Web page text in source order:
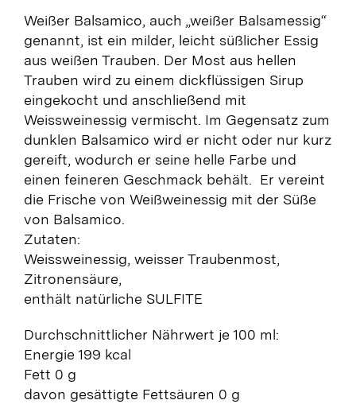
Weißer Balsamico, auch „weißer Balsamessig“
genannt, ist ein milder, leicht süßlicher Essig
aus weißen Trauben. Der Most aus hellen
Trauben wird zu einem dickflüssigen Sirup
eingekocht und anschließend mit
Weissweinessig vermischt. Im Gegensatz zum
dunklen Balsamico wird er nicht oder nur kurz
gereift, wodurch er seine helle Farbe und
einen feineren Geschmack behält. Er vereint
die Frische von Weißweinessig mit der Süße
von Balsamico.
Zutaten:
Weissweinessig, weisser Traubenmost,
Zitronensäure,
enthält natürliche SULFITE
Durchschnittlicher Nährwert je 100 ml:
Energie 199 kcal
Fett 0 g
davon gesättigte Fettsäuren 0 g